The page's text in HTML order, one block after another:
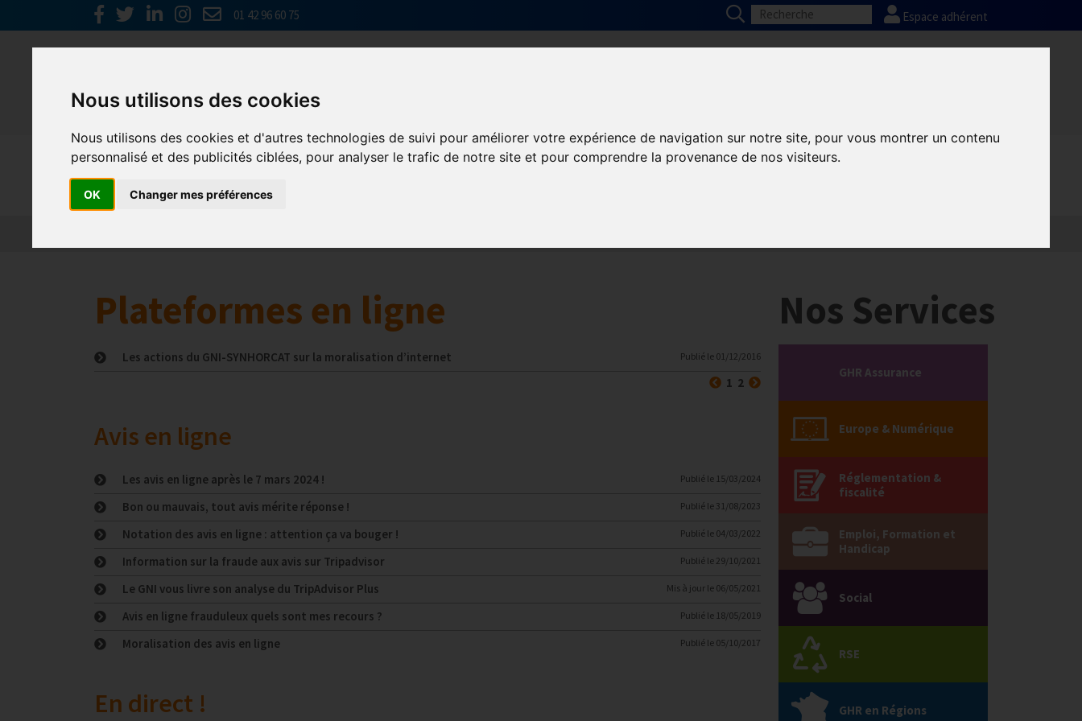
Nous utilisons des cookies
Nous utilisons des cookies et d'autres technologies de suivi pour améliorer votre expérience de navigation sur notre site, pour vous montrer un contenu
personnalisé et des publicités ciblées, pour analyser le trafic de notre site et pour comprendre la provenance de nos visiteurs.
OK Changer mes préférences
01 42 96 60 75 Espace adhérent
Europe & Numérique
Plateformes en ligne
Les actions du GNI-SYNHORCAT sur la moralisation d’internet Publié le 01/12/2016
Précédent
1 2 Suivant
Avis en ligne
Les avis en ligne après le 7 mars 2024 ! Publié le 15/03/2024
Bon ou mauvais, tout avis mérite réponse ! Publié le 31/08/2023
Notation des avis en ligne : attention ça va bouger ! Publié le 04/03/2022
Information sur la fraude aux avis sur Tripadvisor Publié le 29/10/2021
Le GNI vous livre son analyse du TripAdvisor Plus Mis à jour le 06/05/2021
Avis en ligne frauduleux quels sont mes recours ? Publié le 18/05/2019
Moralisation des avis en ligne Publié le 05/10/2017
En direct !
Nos Services
GHR Assurance
Europe & Numérique
Réglementation &
fiscalité
Emploi, Formation et
Handicap
Social
RSE
GHR en Régions